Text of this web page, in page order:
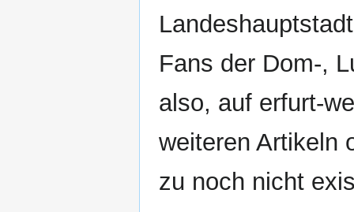
Fans der Dom-,
also, auf erfurt-
weiteren Artikeln
zu noch nicht